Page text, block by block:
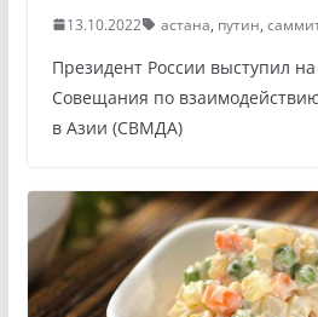
13.10.2022 астана, путин,
Президент России выступил
Совещания по
в Азии (СВМДА)